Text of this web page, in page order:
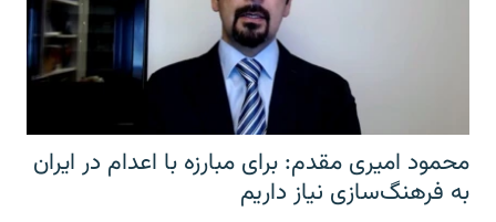
محمود امیری مقدم: برای مبارزه با اعدام در ایران
به فرهنگ‌سازی نیاز داریم